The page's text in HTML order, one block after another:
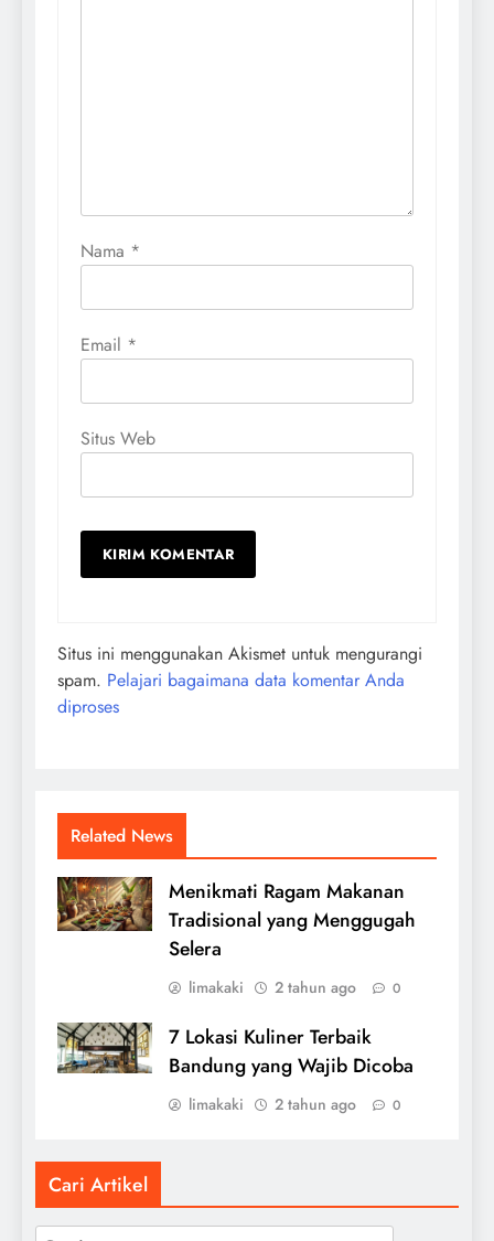
Nama *
Email *
Situs Web
Situs ini menggunakan Akismet untuk mengurangi
spam. Pelajari bagaimana data komentar Anda
diproses
Related News
Menikmati Ragam Makanan
Tradisional yang Menggugah
Selera
limakaki 2 tahun ago 0
7 Lokasi Kuliner Terbaik
Bandung yang Wajib Dicoba
limakaki 2 tahun ago 0
Cari Artikel